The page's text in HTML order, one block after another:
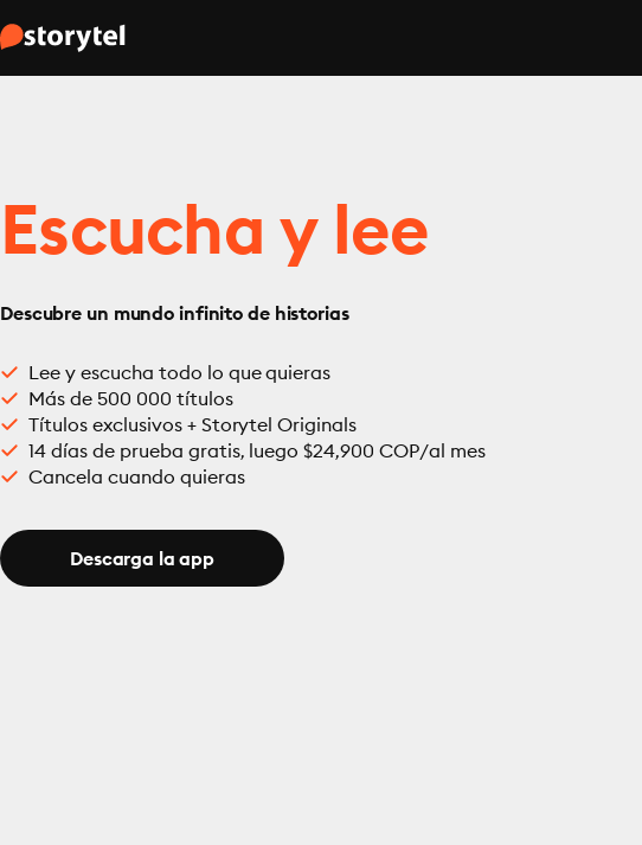
Escucha y lee
Descubre un mundo infinito de historias
Lee y escucha todo lo que quieras
Más de 500 000 títulos
Títulos exclusivos + Storytel Originals
14 días de prueba gratis, luego $24,900 COP/al mes
Cancela cuando quieras
Descarga la app